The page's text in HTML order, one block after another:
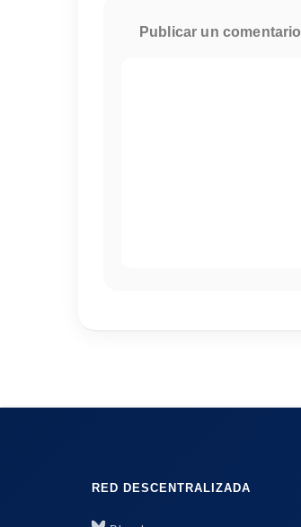
Publicar un comentario
RED DESCENTRALIZADA